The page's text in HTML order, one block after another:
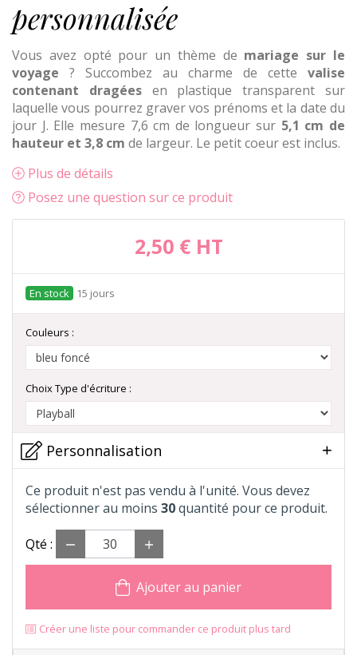
personnalisée
Vous avez opté pour un thème de mariage sur le
voyage ? Succombez au charme de cette valise
contenant dragéesen plastique transparent sur
laquelle vous pourrez graver vos prénoms et la date du
jour J. Elle mesure 7,6 cm de longueur sur 5,1 cm de
hauteur et 3,8 cm de largeur. Le petit coeur est inclus.
Plus de détails
Posez une question sur ce produit
2,50 € HT
15 jours
Couleurs :
Choix Type d'écriture :
Personnalisation
Ce produit n'est pas vendu à l'unité. Vous devez
sélectionner au moins 30quantité pour ce produit.
Qté :
Ajouter au panier
Créer une liste pour commander ce produit plus tard